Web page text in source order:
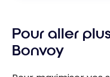
Pour aller
Bonvoy